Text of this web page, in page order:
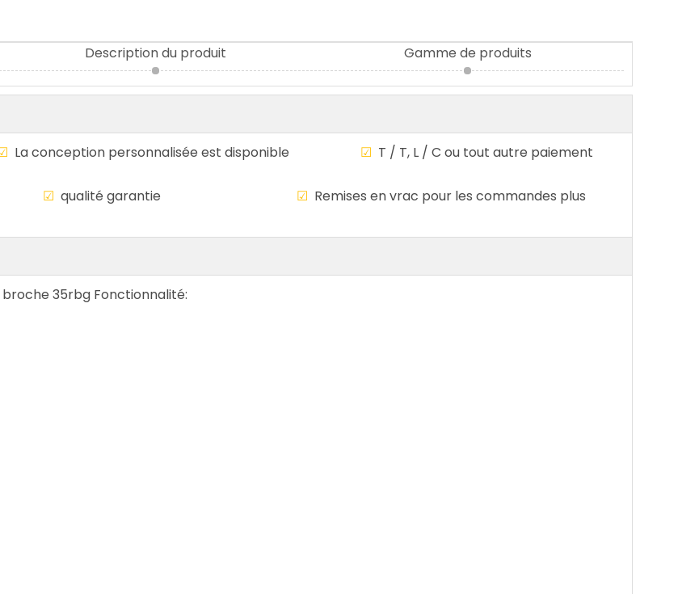
Description du produit Gamme de produits
La conception personnalisée est disponible ☑ T / T, L / C ou tout autre paiement
☑ qualité garantie ☑ Remises en vrac pour les commandes plus
35rbg Fonctionnalité: